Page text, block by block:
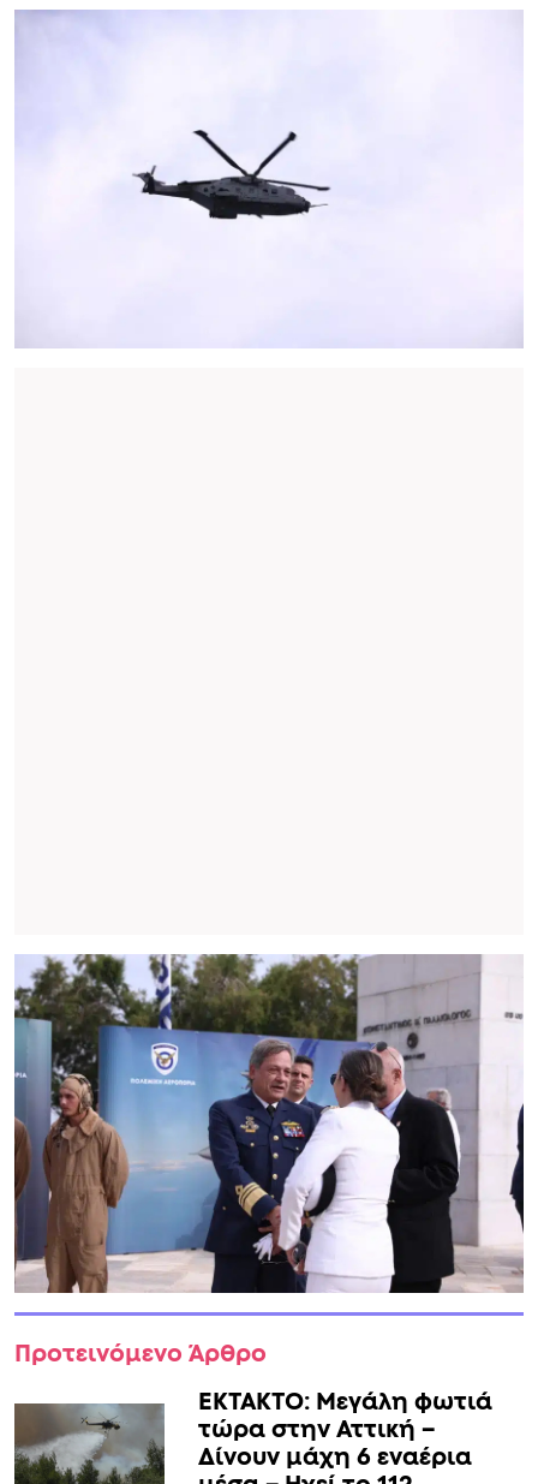
Προτεινόμενο Άρθρο
ΕΚΤΑΚΤΟ: Μεγάλη φωτιά
τώρα στην Αττική –
Δίνουν μάχη 6 εναέρια